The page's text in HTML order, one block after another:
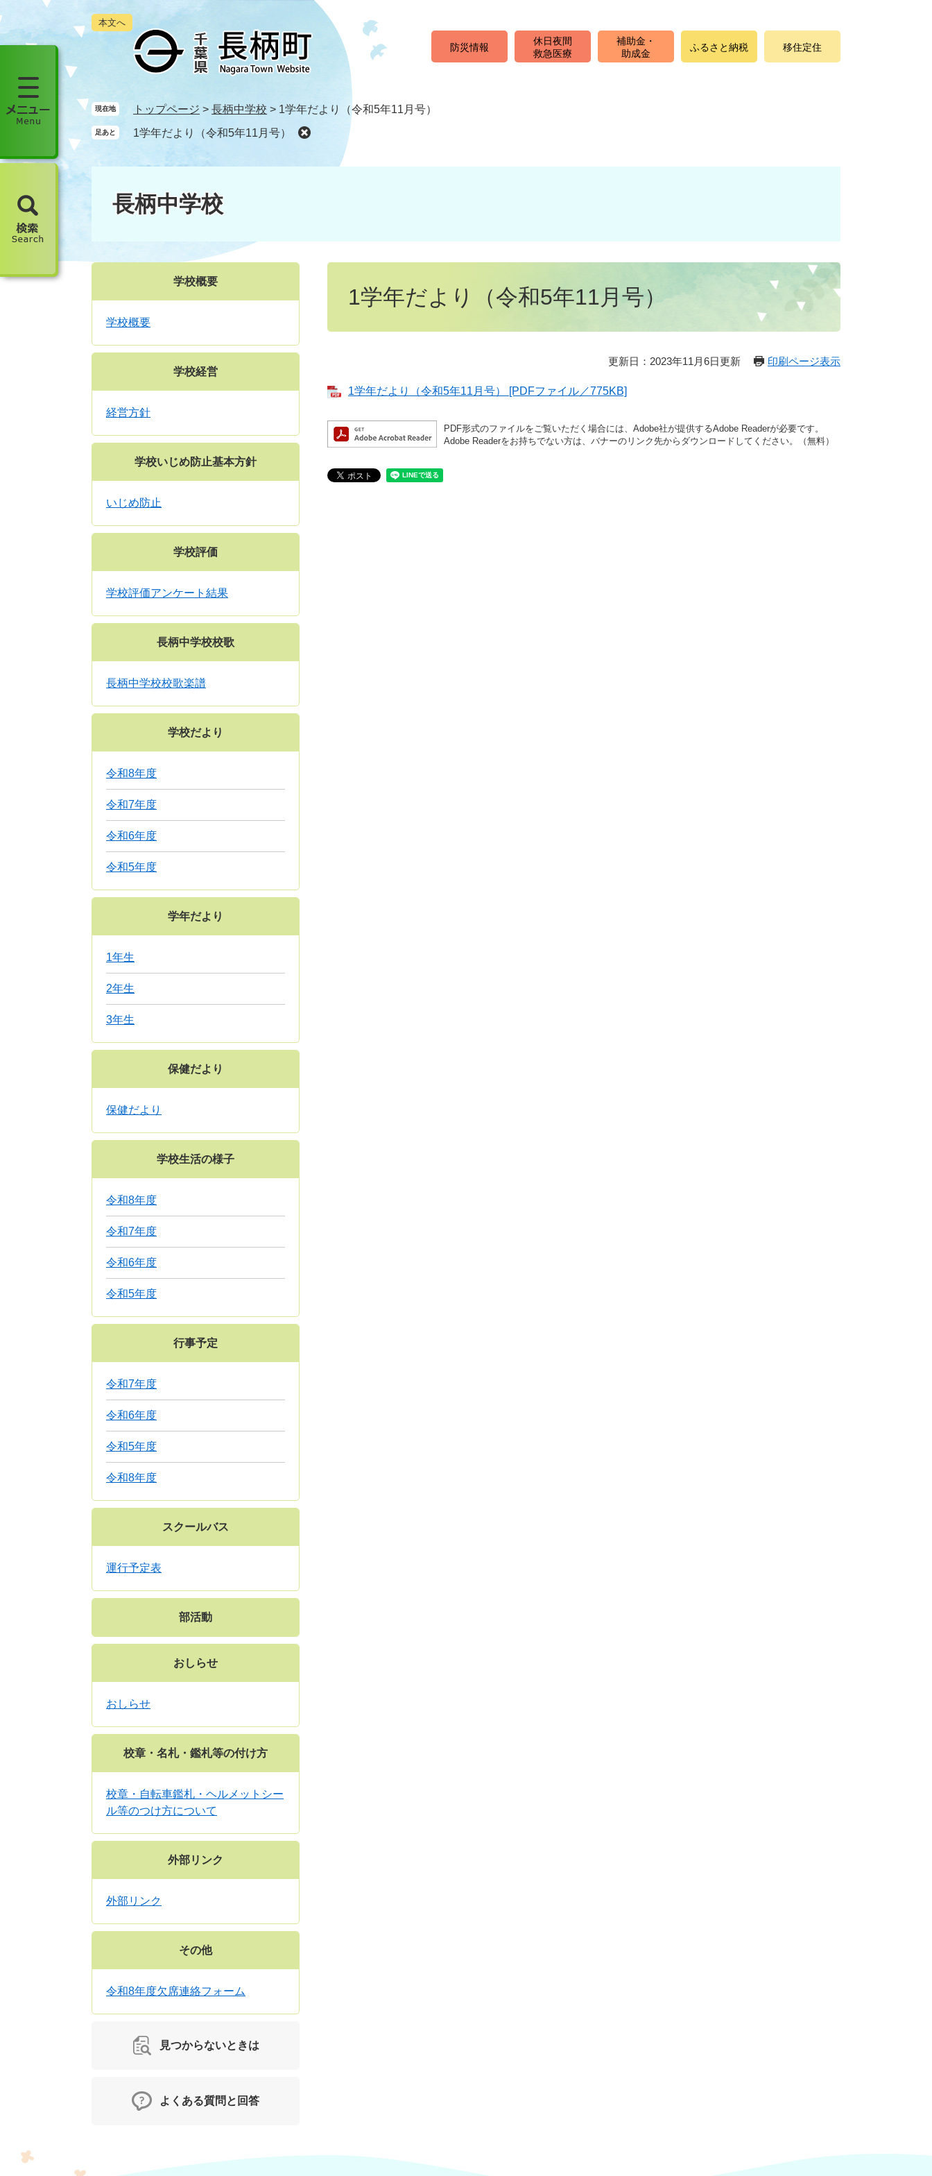
ー
で
ニ
ば
本
本文へ
防災情報
休日夜間
救急医療
補助金・
助成金
ふるさと納税 移住定住
メ
ー
開
現在地 トップページ > 長柄中学校 > 1学年だより（令和5年11月号）
足あと 1学年だより（令和5年11月号）
長柄中学校
1学年だより（令和5年11月号）
更新日：2023年11月6日更新 印刷ページ表示
1学年だより（令和5年11月号） [PDFファイル／775KB]
PDF形式のファイルをご覧いただく場合には、Adobe社が提供するAdobe Readerが必要です。
Adobe Readerをお持ちでない方は、バナーのリンク先からダウンロードしてください。（無料）
学校概要
学校概要
学校経営
経営方針
学校いじめ防止基本方針
いじめ防止
学校評価
学校評価アンケート結果
長柄中学校校歌
長柄中学校校歌楽譜
学校だより
令和8年度
令和7年度
令和6年度
令和5年度
学年だより
1年生
2年生
3年生
保健だより
保健だより
学校生活の様子
令和8年度
令和7年度
令和6年度
令和5年度
行事予定
令和7年度
令和6年度
令和5年度
令和8年度
スクールバス
運行予定表
部活動
おしらせ
おしらせ
校章・名札・鑑札等の付け方
校章・自転車鑑札・ヘルメットシー
ル等のつけ方について
外部リンク
外部リンク
その他
令和8年度欠席連絡フォーム
見つからないときは
よくある質問と回答